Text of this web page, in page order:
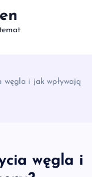
węgla i jak wpływają
węgla i